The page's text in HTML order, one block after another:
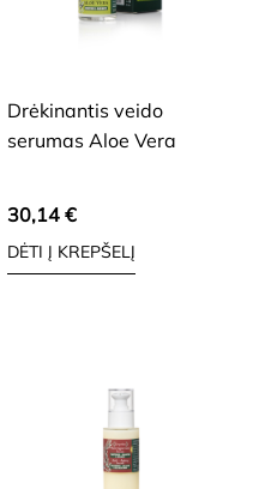
Drėkinantis veido
serumas Aloe Vera
30,14 €
DĖTI Į KREPŠELĮ